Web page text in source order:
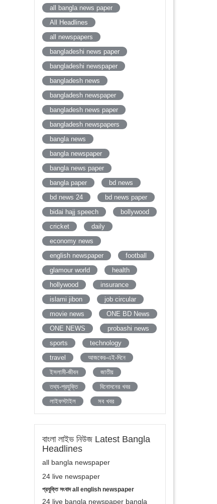
all bangla news paper
All Headlines
all newspapers
bangladeshi news paper
bangladeshi newspaper
bangladesh news
bangladesh newspaper
bangladesh news paper
bangladesh newspapers
bangla news
bangla newspaper
bangla news paper
bangla paper
bd news
bd news 24
bd news paper
bidai hajj speech
bollywood
cricket
daily
economy news
english newspaper
football
glamour world
health
hollywood
insurance
islami jibon
job circular
movie news
ONE BD News
ONE NEWS
probashi news
sports
technology
travel
আজকের-এই-দিনে
ইসলামী-জীবন
জাতীয়
তথ্য-প্রযুক্তি
বিনোদনের খবর
লাইফস্টাইল
সব খবর
বাংলা লাইভ নিউজ Latest Bangla
Headlines
all bangla newspaper
24 live newspaper
প্রযুক্তি সংবাদ all english newspaper
24 live bangla newspaper bangla